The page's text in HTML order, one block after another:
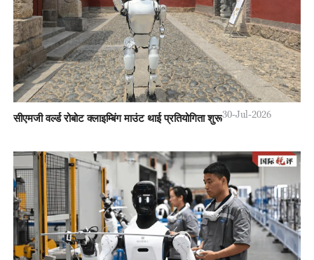
सीएमजी वर्ल्ड रोबोट क्लाइम्बिंग माउंट थाई प्रतियोगिता शुरू30-Jul-2026